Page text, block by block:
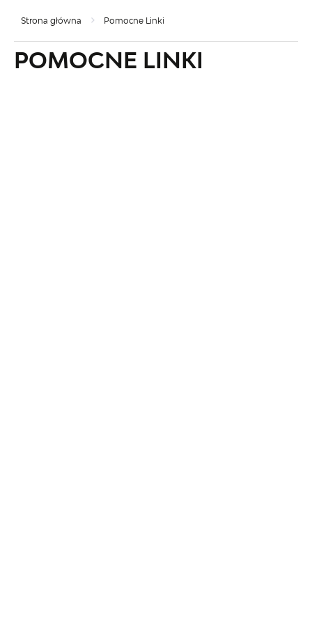
Strona główna Pomocne Linki
POMOCNE LINKI